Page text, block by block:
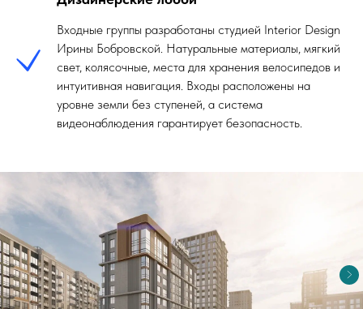
Входные группы разработаны студией Interior Design
Ирины Бобровской. Натуральные материалы, мягкий
свет, колясочные, места для хранения велосипедов и
интуитивная навигация. Входы расположены на
уровне земли без ступеней, а система
видеонаблюдения гарантирует безопасность.